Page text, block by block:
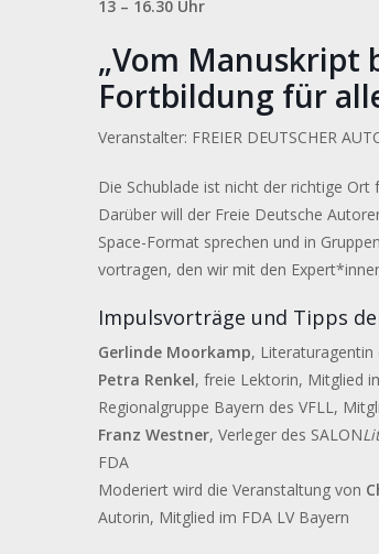
13 – 16.30 Uhr
„Vom Manuskript
Fortbildung für
Veranstalter: FREIER DEUTSCHER
Die Schublade ist nicht der richtige
Darüber will der Freie Deutsche
Space-Format sprechen und in
vortragen, den wir mit den
Impulsvorträge und Tipps
Gerlinde Moorkamp, Literaturagentin
Petra Renkel, freie Lektorin, Mitglied
Regionalgruppe Bayern des VFLL,
Franz Westner, Verleger des SALON
FDA
Moderiert wird die Veranstaltung von
Autorin, Mitglied im FDA LV Bayern